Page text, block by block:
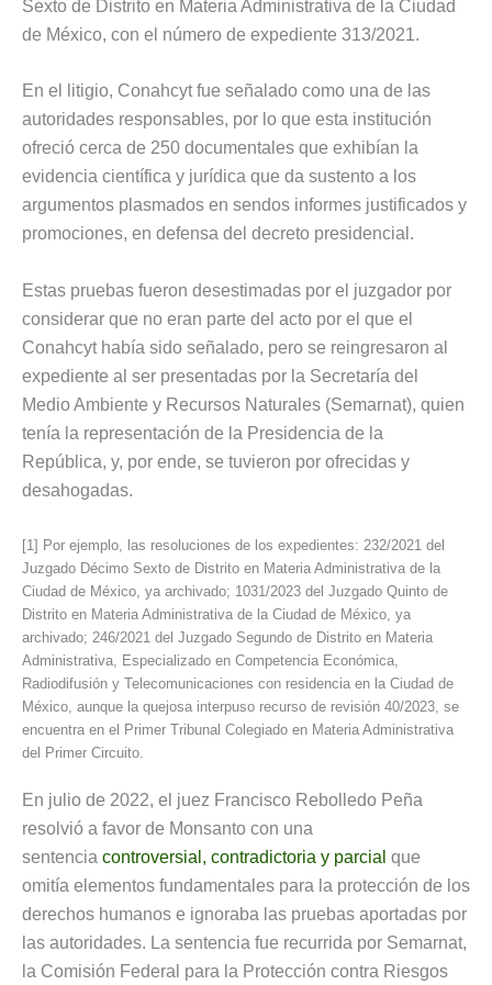
Sexto de Distrito en Materia Administrativa de la Ciudad
de México, con el número de expediente 313/2021.
En el litigio, Conahcyt fue señalado como una de las
autoridades responsables, por lo que esta institución
ofreció cerca de 250 documentales que exhibían la
evidencia científica y jurídica que da sustento a los
argumentos plasmados en sendos informes justificados y
promociones, en defensa del decreto presidencial.
Estas pruebas fueron desestimadas por el juzgador por
considerar que no eran parte del acto por el que el
Conahcyt había sido señalado, pero se reingresaron al
expediente al ser presentadas por la Secretaría del
Medio Ambiente y Recursos Naturales (Semarnat), quien
tenía la representación de la Presidencia de la
República, y, por ende, se tuvieron por ofrecidas y
desahogadas.
[1] Por ejemplo, las resoluciones de los expedientes: 232/2021 del
Juzgado Décimo Sexto de Distrito en Materia Administrativa de la
Ciudad de México, ya archivado; 1031/2023 del Juzgado Quinto de
Distrito en Materia Administrativa de la Ciudad de México, ya
archivado; 246/2021 del Juzgado Segundo de Distrito en Materia
Administrativa, Especializado en Competencia Económica,
Radiodifusión y Telecomunicaciones con residencia en la Ciudad de
México, aunque la quejosa interpuso recurso de revisión 40/2023, se
encuentra en el Primer Tribunal Colegiado en Materia Administrativa
del Primer Circuito.
En julio de 2022, el juez Francisco Rebolledo Peña
resolvió a favor de Monsanto con una
sentencia controversial, contradictoria y parcial que
omitía elementos fundamentales para la protección de los
derechos humanos e ignoraba las pruebas aportadas por
las autoridades. La sentencia fue recurrida por Semarnat,
la Comisión Federal para la Protección contra Riesgos